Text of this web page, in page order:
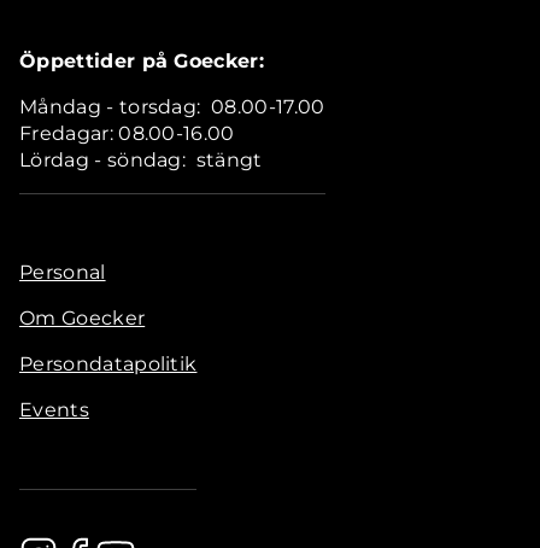
Öppettider på Goecker:
Måndag - torsdag: 08.00-17.00
Fredagar: 08.00-16.00
Lördag - söndag: stängt
Personal
Om Goecker
Persondatapolitik
Events